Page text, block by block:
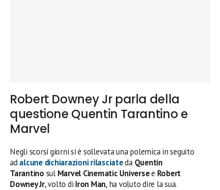
Robert Downey Jr parla della
questione Quentin Tarantino e
Marvel
Negli scorsi giorni si è sollevata una polemica in seguito
adalcune dichiarazioni rilasciateda Quentin
Tarantino sul Marvel Cinematic Universee Robert
Downey Jr, volto di Iron Man, ha voluto dire la sua.